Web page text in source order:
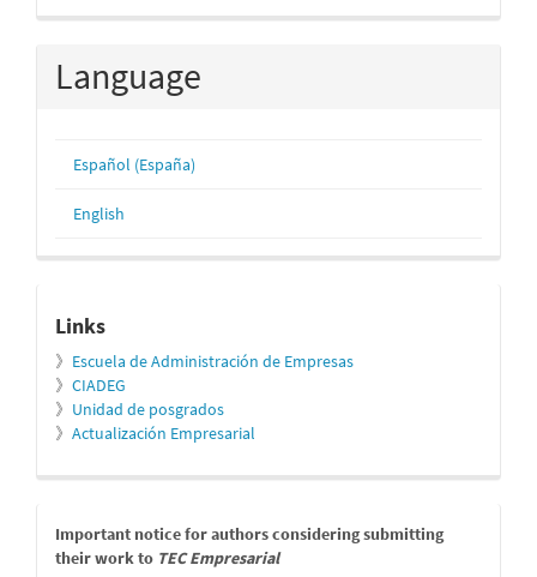
Language
Español (España)
English
relacionados
Links
》 Escuela de Administración de Empresas
》 CIADEG
》 Unidad de posgrados
》 Actualización Empresarial
message
Important notice for authors considering submitting
their work to TEC Empresarial